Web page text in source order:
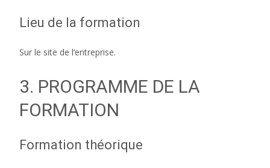
Lieu de la formation
Sur le site de l’entreprise.
3. PROGRAMME DE LA
FORMATION
Formation théorique